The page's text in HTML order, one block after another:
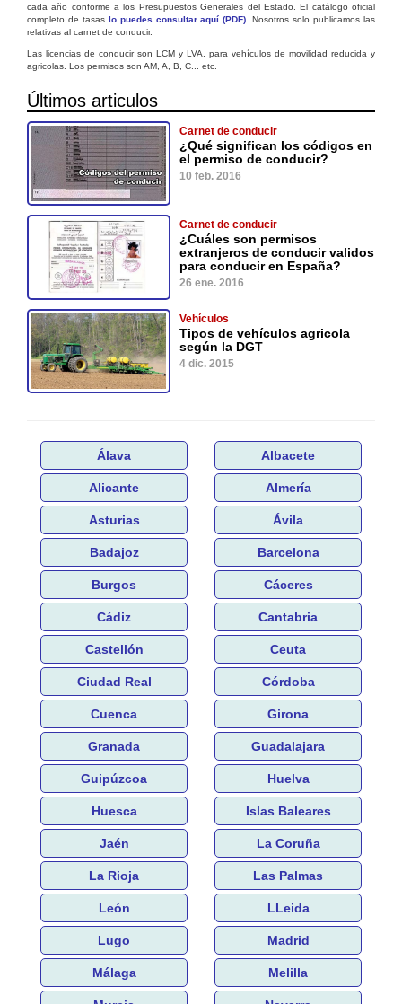
cada año conforme a los Presupuestos Generales del Estado. El catálogo oficial
completo de tasas lo puedes consultar aquí (PDF) . Nosotros solo publicamos las
relativas al carnet de conducir.
Las licencias de conducir son LCM y LVA, para vehículos de movilidad reducida y
agricolas. Los permisos son AM, A, B, C... etc.
Últimos articulos
Carnet de conducir
¿Qué significan los códigos en
el permiso de conducir?
10 feb. 2016
Carnet de conducir
¿Cuáles son permisos
extranjeros de conducir validos
para conducir en España?
26 ene. 2016
Vehículos
Tipos de vehículos agricola
según la DGT
4 dic. 2015
Álava Albacete
Alicante Almería
Asturias Ávila
Badajoz Barcelona
Burgos Cáceres
Cádiz Cantabria
Castellón Ceuta
Ciudad Real Córdoba
Cuenca Girona
Granada Guadalajara
Guipúzcoa Huelva
Huesca Islas Baleares
Jaén La Coruña
La Rioja Las Palmas
León LLeida
Lugo Madrid
Málaga Melilla